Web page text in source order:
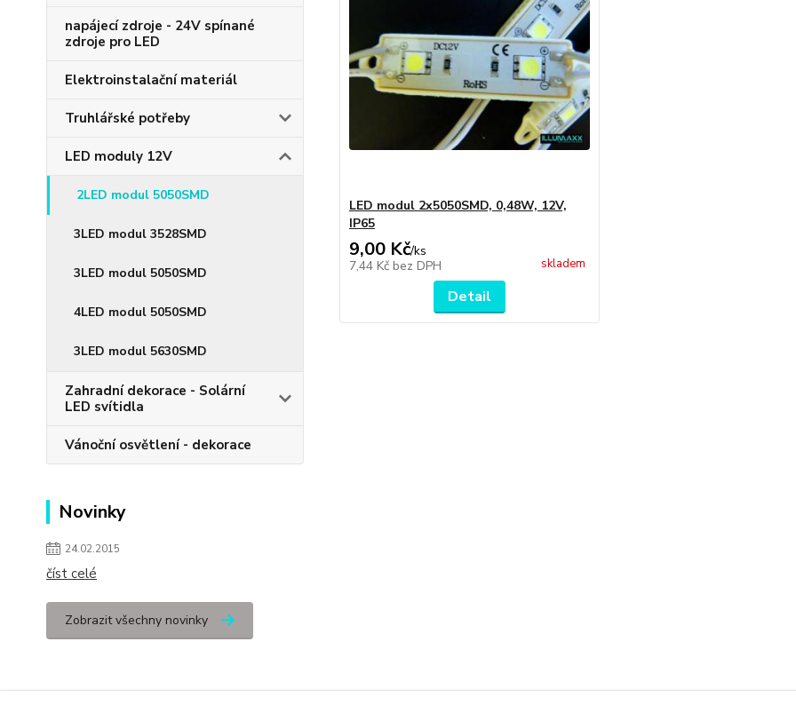
napájecí zdroje - 24V spínané
zdroje pro LED
Elektroinstalační materiál
Truhlářské potřeby
LED moduly 12V
2LED modul 5050SMD
3LED modul 3528SMD
3LED modul 5050SMD
4LED modul 5050SMD
3LED modul 5630SMD
Zahradní dekorace - Solární
LED svítidla
Vánoční osvětlení - dekorace
Novinky
24.02.2015
číst celé
Zobrazit všechny novinky
LED modul 2x5050SMD, 0,48W, 12V,
IP65
9,00 Kč/ks
7,44 Kč bez DPH skladem
Detail